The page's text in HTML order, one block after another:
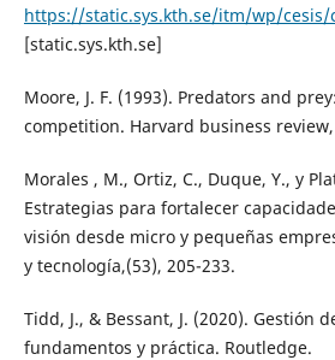
https://static.sys.kth.se/itm/wp/cesis/
[static.sys.kth.se]
Moore, J. F. (1993). Predators and
competition. Harvard business review,
Morales , M., Ortiz, C., Duque, Y., y
Estrategias para fortalecer
visión desde micro y pequeñas
y tecnología,(53), 205-233.
Tidd, J., & Bessant, J. (2020). Gestión
fundamentos y práctica. Routledge.